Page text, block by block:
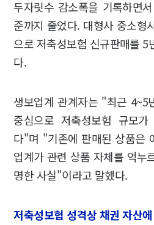
두자릿수 감소폭을 기록하면
준까지 줄었다. 대형사 중소형
으로 저축성보험 신규판매를 5
다.
생보업계 관계자는 "최근 4~5
중심으로 저축성보험 규모
다"며 "기존에 판매된 상품은
업계가 관련 상품 자체를 억누
명한 사실"이라고 말했다.
저축성보험 성격상 채권 자산